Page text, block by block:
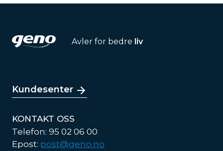
Avler for bedre liv
Kundesenter
KONTAKT OSS
Telefon: 95 02 06 00
Epost: post@geno.no